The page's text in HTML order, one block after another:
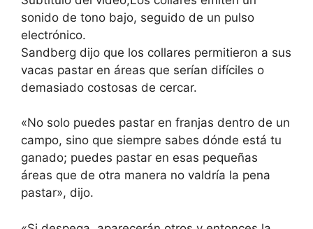
sonido de tono bajo, seguido de un pulso
electrónico.
Sandberg dijo que los collares permitieron a sus
vacas pastar en áreas que serían difíciles o
demasiado costosas de cercar.
«No solo puedes pastar en franjas dentro de un
campo, sino que siempre sabes dónde está tu
ganado; puedes pastar en esas pequeñas
áreas que de otra manera no valdría la pena
pastar», dijo.